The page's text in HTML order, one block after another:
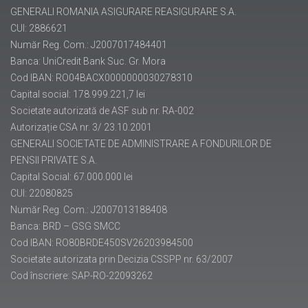
GENERALI ROMANIA ASIGURARE REASIGURARE S.A.
CUI: 2886621
Număr Reg. Com.: J2007017484401
Banca: UniCredit Bank Suc. Gr. Mora
Cod IBAN: RO04BACX0000000030278310
Capital social: 178.999.221,7 lei
Societate autorizată de ASF sub nr. RA-002
Autorizație CSA nr. 3/ 23.10.2001
GENERALI SOCIETATE DE ADMINISTRARE A FONDURILOR DE
PENSII PRIVATE S.A.
Capital Social: 67.000.000 lei
CUI: 22080825
Număr Reg. Com.: J2007013188408
Banca: BRD – GSG SMCC
Cod IBAN: RO80BRDE450SV26203984500
Societate autorizata prin Decizia CSSPP nr. 63/2007
Cod înscriere: SAP-RO-22093262